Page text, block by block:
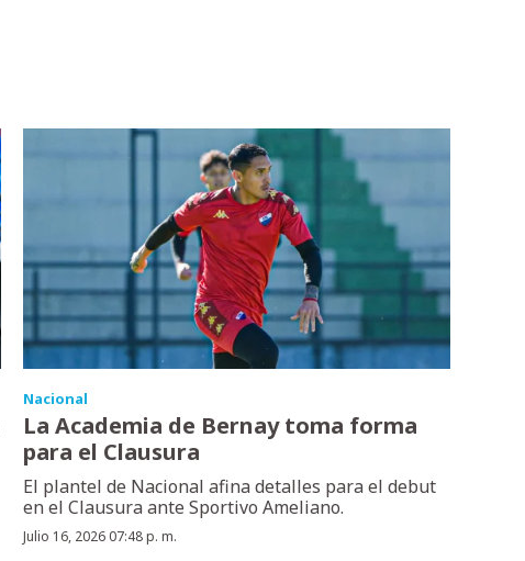
Nacional
La Academia de Bernay toma forma
para el Clausura
El plantel de Nacional afina detalles para el debut
en el Clausura ante Sportivo Ameliano.
Julio 16, 2026 07:48 p. m.